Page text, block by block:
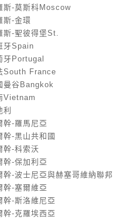
斯-莫斯科Moscow
斯-金環
斯-聖彼得堡St.
牙Spain
牙Portugal
South France
曼谷Bangkok
Vietnam
幹-羅馬尼亞
幹-黑山共和國
幹-科索沃
幹-保加利亞
幹-波士尼亞與赫塞哥維納聯邦
幹-塞爾維亞
幹-斯洛維尼亞
幹-克羅埃西亞